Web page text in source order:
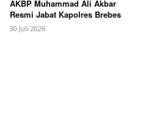
AKBP Muhammad Ali Akbar
Resmi Jabat Kapolres Brebes
30 Juli 2026